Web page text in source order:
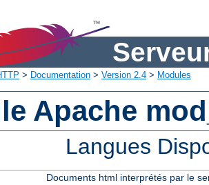
> Documentation > Version 2.4 > Modules
Apache
Langues
Documents html interprétés par le